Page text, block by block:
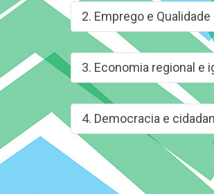
2. Emprego e Qualidade
3. Economia regional e
4. Democracia e